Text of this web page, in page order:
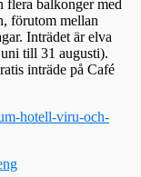
flera balkonger med
förutom mellan
Inträdet är elva
till 31 augusti).
inträde på Café
hotell-viru-och-